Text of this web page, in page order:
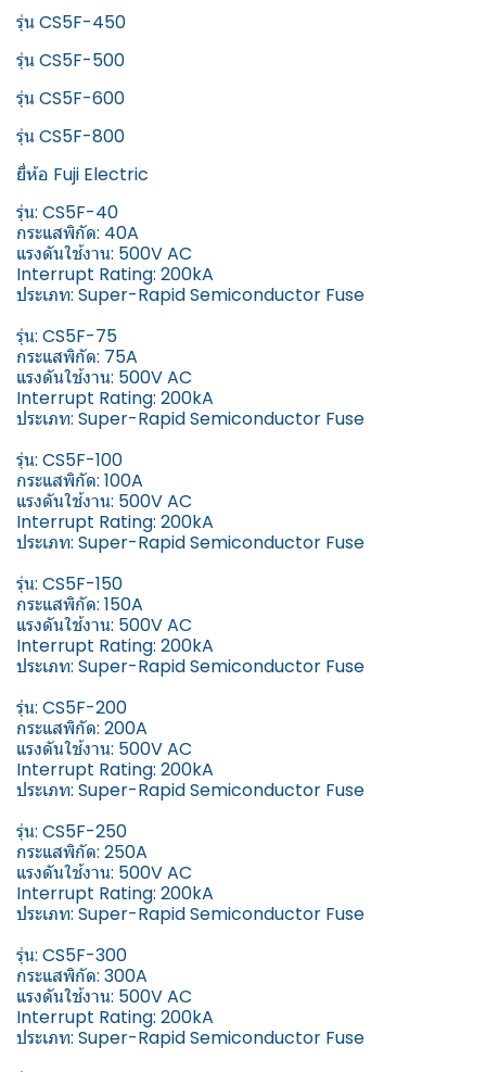
รุ่น CS5F-450
รุ่น CS5F-500
รุ่น CS5F-600
รุ่น CS5F-800
ยี่ห้อ Fuji Electric
รุ่น: CS5F-40
กระแสพิกัด: 40A
แรงดันใช้งาน: 500V AC
Interrupt Rating: 200kA
ประเภท: Super-Rapid Semiconductor Fuse
รุ่น: CS5F-75
กระแสพิกัด: 75A
แรงดันใช้งาน: 500V AC
Interrupt Rating: 200kA
ประเภท: Super-Rapid Semiconductor Fuse
รุ่น: CS5F-100
กระแสพิกัด: 100A
แรงดันใช้งาน: 500V AC
Interrupt Rating: 200kA
ประเภท: Super-Rapid Semiconductor Fuse
รุ่น: CS5F-150
กระแสพิกัด: 150A
แรงดันใช้งาน: 500V AC
Interrupt Rating: 200kA
ประเภท: Super-Rapid Semiconductor Fuse
รุ่น: CS5F-200
กระแสพิกัด: 200A
แรงดันใช้งาน: 500V AC
Interrupt Rating: 200kA
ประเภท: Super-Rapid Semiconductor Fuse
รุ่น: CS5F-250
กระแสพิกัด: 250A
แรงดันใช้งาน: 500V AC
Interrupt Rating: 200kA
ประเภท: Super-Rapid Semiconductor Fuse
รุ่น: CS5F-300
กระแสพิกัด: 300A
แรงดันใช้งาน: 500V AC
Interrupt Rating: 200kA
ประเภท: Super-Rapid Semiconductor Fuse